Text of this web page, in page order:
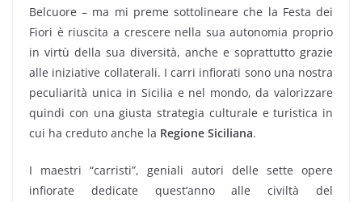
Belcuore – ma mi preme sottolineare che la Festa dei
Fiori è riuscita a crescere nella sua autonomia proprio
in virtù della sua diversità, anche e soprattutto grazie
alle iniziative collaterali. I carri infiorati sono una nostra
peculiarità unica in Sicilia e nel mondo, da valorizzare
quindi con una giusta strategia culturale e turistica in
cui ha creduto anche la Regione Siciliana.
I maestri “carristi”, geniali autori delle sette opere
infiorate dedicate quest’anno alle civiltà del